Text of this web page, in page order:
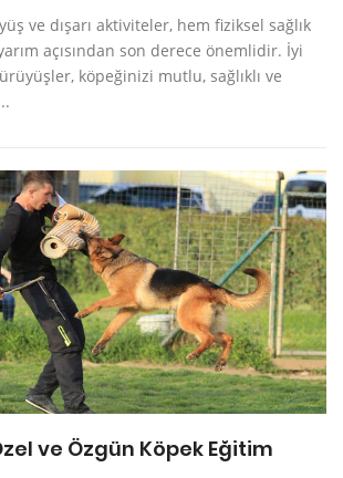
ve dışarı aktiviteler, hem fiziksel sağlık
açısından son derece önemlidir. İyi
köpeğinizi mutlu, sağlıklı ve
ve Özgün Köpek Eğitim